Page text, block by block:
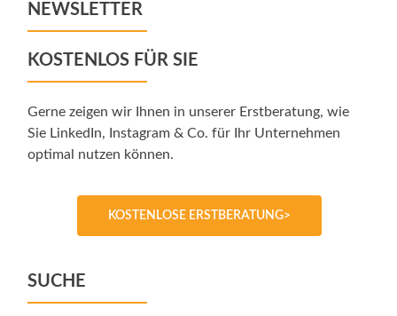
NEWSLETTER
KOSTENLOS FÜR SIE
Gerne zeigen wir Ihnen in unserer Erstberatung, wie
Sie LinkedIn, Instagram & Co. für Ihr Unternehmen
optimal nutzen können.
KOSTENLOSE ERSTBERATUNG>
SUCHE